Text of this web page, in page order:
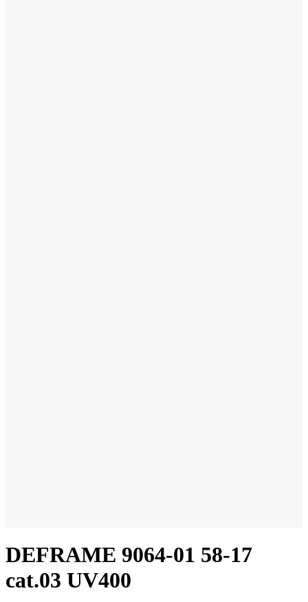
DEFRAME 9064-01 58-17
cat.03 UV400